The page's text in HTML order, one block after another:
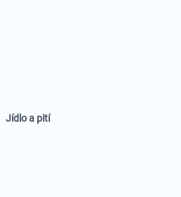
Jídlo a pití